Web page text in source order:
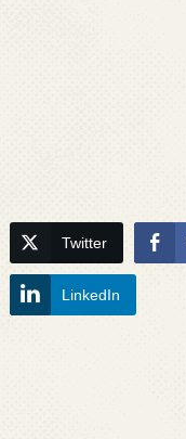
Twitter
LinkedIn